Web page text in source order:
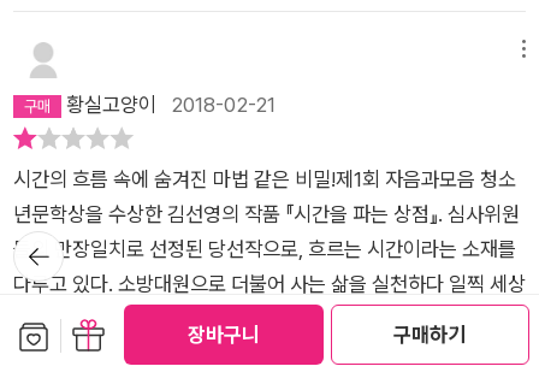
장바구니 구매하기
이 흘러가면 그만이라고. 하지만 과거에 울컥했던 시간들은 그대
로 떠내려가지 않았다. 마음이 약해질 때 번번이 되살아나 현재의
이 오면 바늘처럼 쿡쿡 나를 찔렀다. 그런 시간들이 다가오는 이
유를 스스로를 향해 논리적으로 설명하기 어려웠다. 이 책을 읽고
나서 답을 찾았다. 이전보다 확장된 개념으로 시간을 바라보니 실
타래처럼 얽혀있던 관계의 시간들을 내 방식대로 차분하게 정리
할 수 있었다. 모든 관계는 일대일이다. 여러 명과 서로서로 알고
있는 관계라 해도 거미줄처럼 방사상의 구조를 가질지언정 정작
나와 연결된 각각의 선들은 한 줄씩이다. 나와 사람들 사이에 존
재하는 다양한 시간들을 생각했다. 관계에는 각기 다른 시계가 존
소설, 청소년 소설 모두, 현실의 어두운 면에서 탈피해서 다양하
고 즐거운 소설이 많이 탄생했으면 좋겠다. 김선영 작가가 몸에
딱 맞는 옷이라고 했던 청소년 소설 분야에서 좋은 소설을 많이
써 주셔서 우리 아이들이 읽고 즐거워하고, 행복해했으면 좋겠다.
수 있었다. 온조가 자아를 찾아가는 과정과 이성에 눈을 뜨는 친
구도 있고 각자 삶에 힘들어하는 청소년를 볼 수 있었다. 이러한
이야기에서 청소년들이 어떻게 성장했으면 하는지 알 수 있다. 시
간과 관련된 마법같은 이야기에 독자를 끌어들인다.! 그럼에도
불구하고 ...정말 내용은 흥미진진 했다. 하지만 너무...비현실적
인 느낌이랄까? 온조가 개설한 카페는 신선했다. 하지만 의뢰과
정에서 주고받는 청소년들의 언어는 다소 현실감 없었다. 너무 사
변적이고 딱딱한 대화랄까? 청소년들이 어떤 언어를 사용하는지
아이들에게 자문을 구한다. 그래야 요즘 아이들의 어투가 제대로
살아단다. 이 작품에서 보여주는 문자 메시지 대화나 등장 인물간
도 결정적인 순간에는 언제나 부족함을 느끼게 되는 존재, 중요하
다고는 하지만 눈으로 볼 수도 직접 만질 수도 없는 너무 철학적
인 대상, 그래서 그 가치와 중요함을 인식하지 못하고 살아가게
되는 것이 바로 시간이지 싶다. 얼마 전에 참가한 바다수영대회
이 심장마비 증세를 보여 물 밖으로 끌려 나왔다. 119를 찾는 안
내 방송과 황급히 뛰어가는 구급대원들. 환자 주변을 에워싼 사람
들 사이로 심폐소생술을 시도하던 응급대원들의 긴박한 몸동작
이 평온했던 해변의 모습과는 너무 이질적이었다. 슬로우모션처
럼 흘려가던 해변의 시간 속에서 단 한사람만은 생사의 갈림길을
빠르게 지나가고 있었다. 심폐소생기가 오고 들것이 오기까지 몇
황실고양이 2018-02-21
시간의 흐름 속에 숨겨진 마법 같은 비밀!제1회 자음과모음 청소
년문학상을 수상한 김선영의 작품 『시간을 파는 상점』. 심사위원
들의 만장일치로 선정된 당선작으로, 흐르는 시간이라는 소재를
다루고 있다. 소방대원으로 더불어 사는 삶을 실천하다 일찍 세상
을 떠난 아빠의 뜻을 이어받은 주인공 온조. 인터넷 카페에 ‘크로
노스’라는 닉네임으로 ‘시간을 파는 상점’을 오픈해 손님들의 어
뒤로가
기